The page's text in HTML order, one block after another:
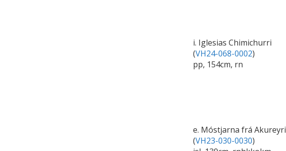
i. Iglesias Chimichurri
(VH24-068-0002)
pp, 154cm, rn
e. Móstjarna frá Akureyri
(VH23-030-0030)